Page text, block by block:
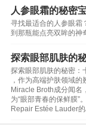
人参眼霜的秘密
寻找最适合的人参眼霜
到那瓶能点亮双眸的神
探索眼部肌肤的
探索眼部肌肤的秘密：
，作为高端护肤领域
Miracle Broth成分闻名
为“眼部青春的保鲜膜
Repair Estée Lauder